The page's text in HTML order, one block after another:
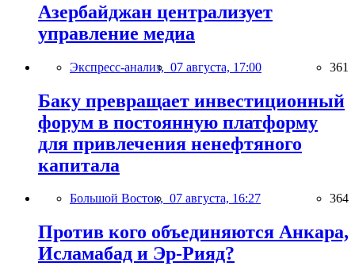
Азербайджан централизует
управление медиа
Экспресс-анализ, 07 августа, 17:00 361
Баку превращает инвестиционный
форум в постоянную платформу
для привлечения ненефтяного
капитала
Большой Восток, 07 августа, 16:27 364
Против кого объединяются Анкара,
Исламабад и Эр-Рияд?